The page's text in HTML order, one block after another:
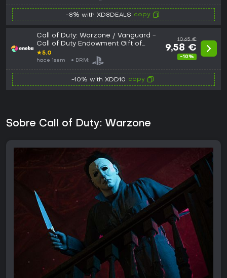
-8% with XD8DEALS copy
Call of Duty: Warzone / Vanguard -
Call of Duty Endowment Gift of
Honor Bundle (DLC) (PS5) PSN Key
EUROPE
★5.0
hace 1sem DRM:
10,65 €
9,58 €
-10%
-10% with XDD10 copy
Sobre Call of Duty: Warzone